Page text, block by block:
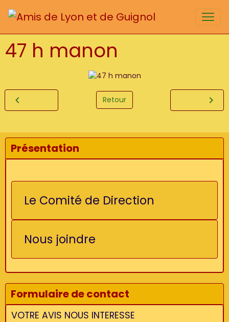
47 h manon
Retour
Présentation
Le Comité de Direction
Nous joindre
Formulaire de contact
VOTRE AVIS NOUS INTERESSE